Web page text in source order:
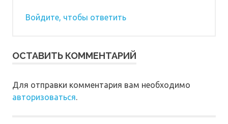
Войдите, чтобы ответить
ОСТАВИТЬ КОММЕНТАРИЙ
Для отправки комментария вам необходимо
авторизоваться.